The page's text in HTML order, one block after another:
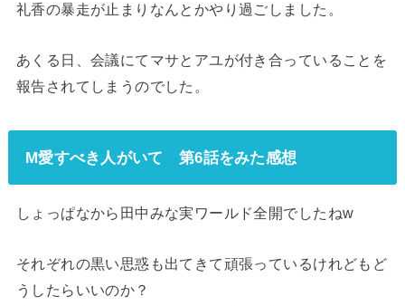
礼香の暴走が止まりなんとかやり過ごしました。
あくる日、会議にてマサとアユが付き合っていることを
報告されてしまうのでした。
M愛すべき人がいて 第6話をみた感想
しょっぱなから田中みな実ワールド全開でしたねw
それぞれの黒い思惑も出てきて頑張っているけれどもど
うしたらいいのか？